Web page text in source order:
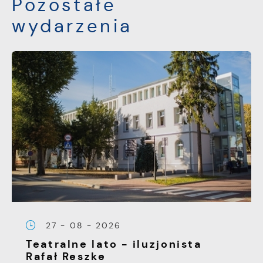
Pozostałe
wydarzenia
27 - 08 - 2026
Teatralne lato - iluzjonista
Rafał Reszke